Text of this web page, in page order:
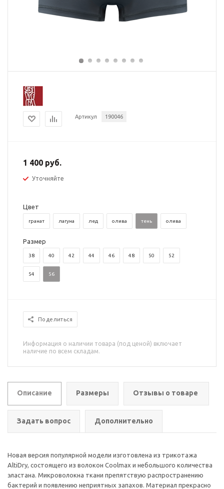
Артикул 190046
1 400 руб.
Уточняйте
Цвет
гранат лагуна лед олива тень олива
Размер
38 40 42 44 46 48 50 52
54 56
Поделиться
Информация о наличии товара (под ценой) включает
наличие по всем складам.
Описание Размеры Отзывы о товаре
Задать вопрос Дополнительно
Новая версия популярной модели изготовлена из трикотажа
AltiDry, состоящего из волокон Coolmax и небольшого количества
эластана. Микроволокна ткани препятствую распространению
бактерий и появлению неприятных запахов. Материал прекрасно